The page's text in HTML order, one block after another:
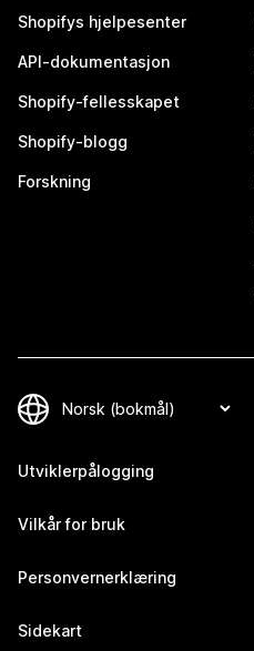
Shopifys hjelpesenter
API-dokumentasjon
Shopify-fellesskapet
Shopify-blogg
Forskning
Utviklerpålogging
Vilkår for bruk
Personvernerklæring
Sidekart